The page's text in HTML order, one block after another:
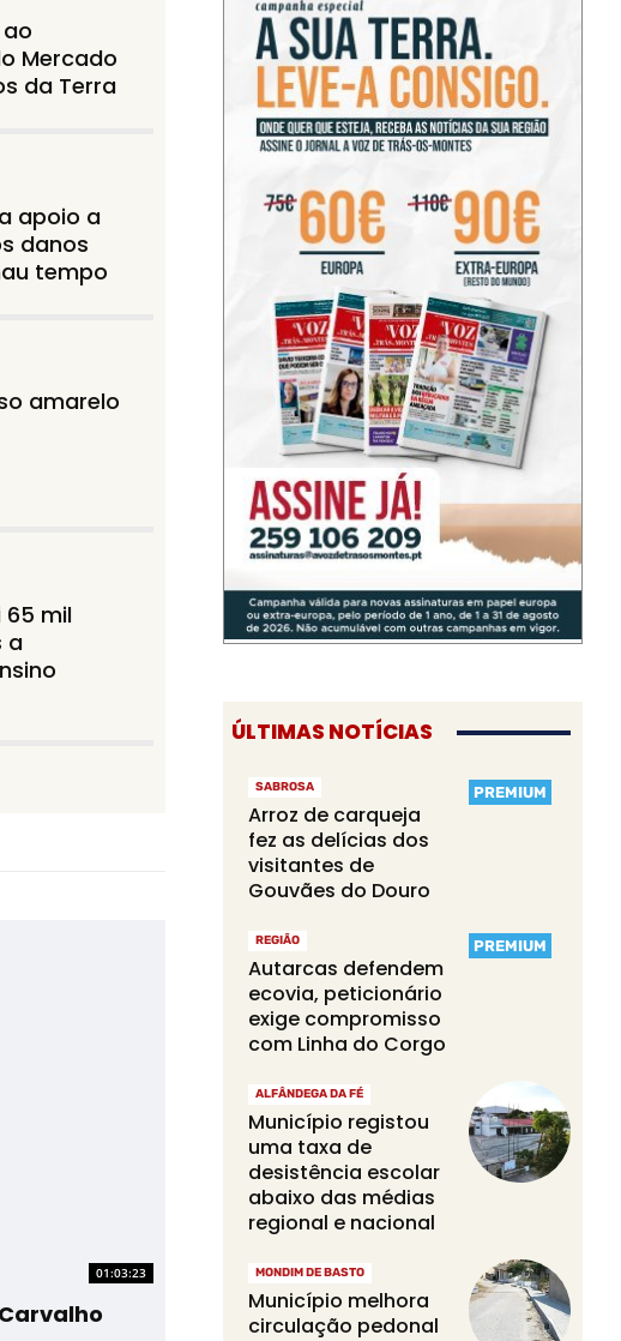
Mercado
da Terra
apoio a
danos
tempo
amarelo
mil
a
01:03:23
ÚLTIMAS NOTÍCIAS
PREMIUM
SABROSA
Arroz de carqueja
fez as delícias dos
visitantes de
Gouvães do Douro
PREMIUM
REGIÃO
Autarcas defendem
ecovia, peticionário
exige compromisso
com Linha do Corgo
ALFÂNDEGA DA FÉ
Município registou
uma taxa de
desistência escolar
abaixo das médias
regional e nacional
MONDIM DE BASTO
Município melhora
circulação pedonal